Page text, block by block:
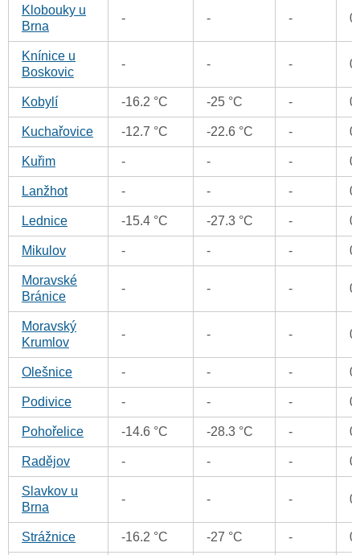
Klobouky u
Brna
- - - 0
Knínice u
Boskovic
- - - 0
Kobylí -16.2 °C -25 °C - 0
Kuchařovice -12.7 °C -22.6 °C - 0
Kuřim - - - 0
Lanžhot - - - 0
Lednice -15.4 °C -27.3 °C - 0
Mikulov - - - 0
Moravské
Bránice
- - - 0
Moravský
Krumlov
- - - 0
Olešnice - - - 0
Podivice - - - 0
Pohořelice -14.6 °C -28.3 °C - 0
Radějov - - - 0
Slavkov u
Brna
- - - 0
Strážnice -16.2 °C -27 °C - 0